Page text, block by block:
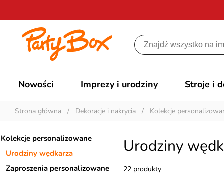
Nowości Imprezy i urodziny Stroje i
Strona główna / Dekoracje i nakrycia / Kolekcje
Urodziny
22 produkty
Kolekcje personalizowane
Urodziny wędkarza
Zaproszenia personalizowane